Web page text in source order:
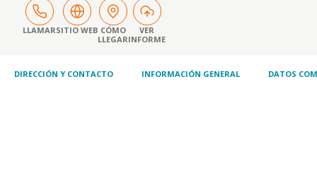
LLAMARSITIO WEB CÓMO
LLEGAR
VER
INFORME
DIRECCIÓN Y CONTACTO INFORMACIÓN GENERAL DATOS